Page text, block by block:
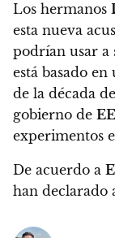
Los hermanos
esta nueva
podrían usar a
está basado
de la década
gobierno de
experimentos
De acuerdo a
han declarado